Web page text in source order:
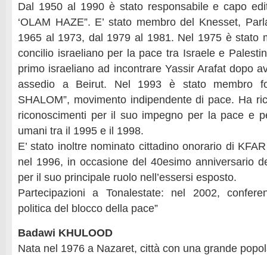
Dal 1950 al 1990 è stato responsabile e capo
‘OLAM HAZE”. E’ stato membro del Knesset,
1965 al 1973, dal 1979 al 1981. Nel 1975 è stato
concilio israeliano per la pace tra Israele e
primo israeliano ad incontrare Yassir Arafat dopo
assedio a Beirut. Nel 1993 è stato membro
SHALOM”, movimento indipendente di pace. Ha
riconoscimenti per il suo impegno per la pace e
umani tra il 1995 e il 1998.
E’ stato inoltre nominato cittadino onorario di
nel 1996, in occasione del 40esimo anniversario
per il suo principale ruolo nell’essersi esposto.
Partecipazioni a Tonalestate: nel 2002,
politica del blocco della pace”
Badawi KHULOOD
Nata nel 1976 a Nazaret, città con una grande